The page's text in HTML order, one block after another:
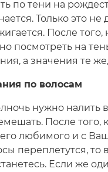
по тени на
Только это
После того,
посмотреть на
а значения те
по волосам
нужно налить
После того,
любимого и с
переплетутся,
Если же